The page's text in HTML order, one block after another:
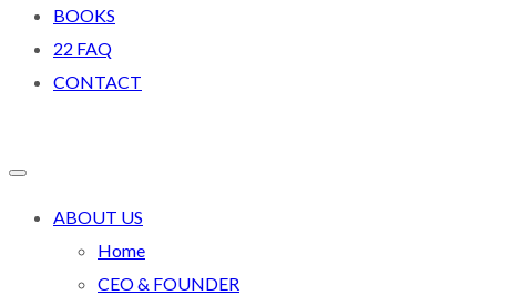
BOOKS
22 FAQ
CONTACT
ABOUT US
Home
CEO & FOUNDER